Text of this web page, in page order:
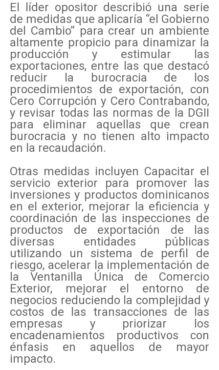
El líder opositor describió una serie
de medidas que aplicaría “el Gobierno
del Cambio” para crear un ambiente
altamente propicio para dinamizar la
producción y estimular las
exportaciones, entre las que destacó
reducir la burocracia de los
procedimientos de exportación, con
Cero Corrupción y Cero Contrabando,
y revisar todas las normas de la DGII
para eliminar aquellas que crean
burocracia y no tienen alto impacto
en la recaudación.
Otras medidas incluyen Capacitar el
servicio exterior para promover las
inversiones y productos dominicanos
en el exterior, mejorar la eficiencia y
coordinación de las inspecciones de
productos de exportación de las
diversas entidades públicas
utilizando un sistema de perfil de
riesgo, acelerar la implementación de
la Ventanilla Única de Comercio
Exterior, mejorar el entorno de
negocios reduciendo la complejidad y
costos de las transacciones de las
empresas y priorizar los
encadenamientos productivos con
énfasis en aquellos de mayor
impacto.